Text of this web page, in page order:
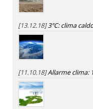
[13.12.18]3°C: clima
[11.10.18]Allarme clima: